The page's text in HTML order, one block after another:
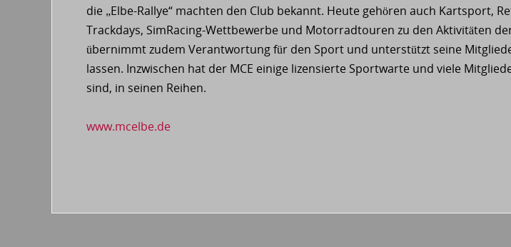
die „Elbe-Rallye“ machten den Club bekannt. Heute gehören auch Kartsport,
Trackdays, SimRacing-Wettbewerbe und Motorradtouren zu den Aktivitäten
übernimmt zudem Verantwortung für den Sport und unterstützt seine
lassen. Inzwischen hat der MCE einige lizensierte Sportwarte und viele
sind, in seinen Reihen.
www.mcelbe.de